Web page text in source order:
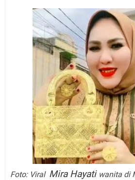
Foto: Viral Mira Hayati wanita di